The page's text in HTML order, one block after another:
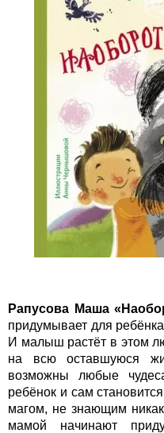
Рапусова Маша
придумывает для
И малыш растёт в этом
на всю оставшуюся
возможны любые
ребёнок и сам
магом, не знающим
мамой начинают